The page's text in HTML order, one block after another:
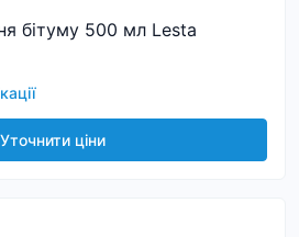
бітуму 500 мл Lesta
Уточнити ціни